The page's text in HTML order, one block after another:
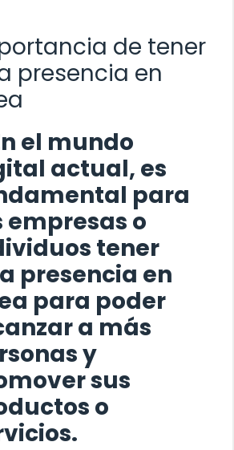
de tener
presencia en
el mundo
actual, es
para
empresas o
tener
presencia en
para poder
a más
y
sus
o